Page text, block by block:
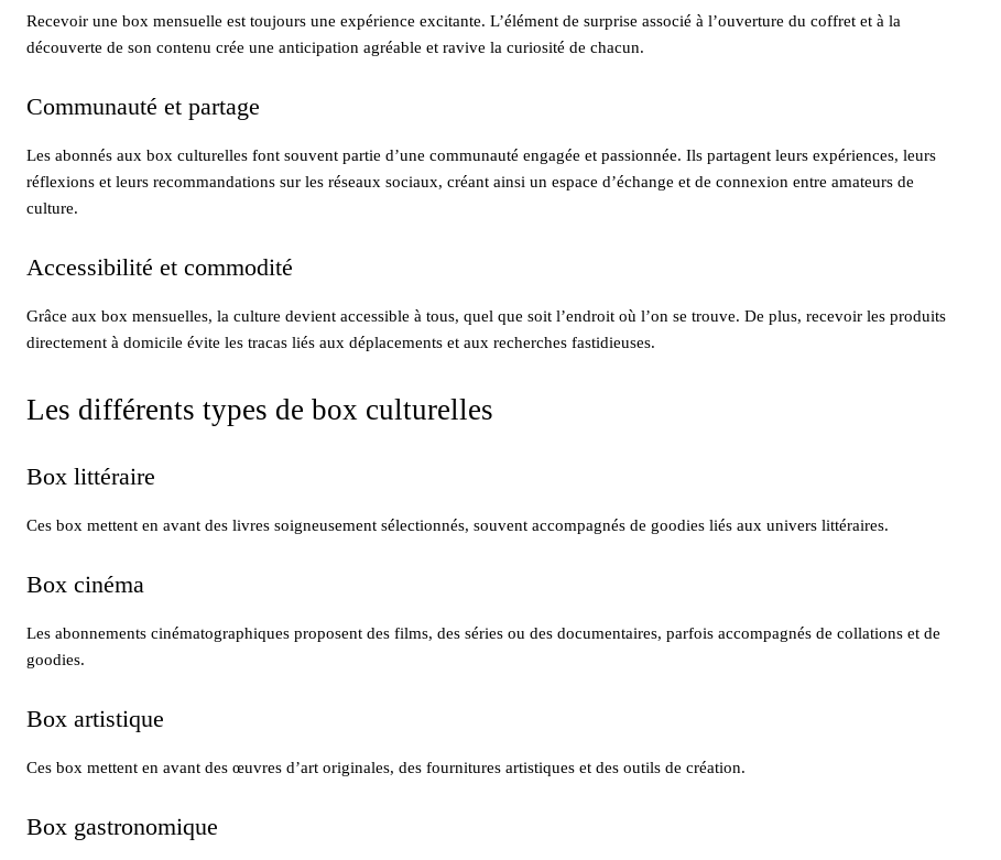
Recevoir une box mensuelle est toujours une expérience excitante. L’élément de surprise associé à l’ouverture du coffret et à la
découverte de son contenu crée une anticipation agréable et ravive la curiosité de chacun.
Communauté et partage
Les abonnés aux box culturelles font souvent partie d’une communauté engagée et passionnée. Ils partagent leurs expériences, leurs
réflexions et leurs recommandations sur les réseaux sociaux, créant ainsi un espace d’échange et de connexion entre amateurs de
culture.
Accessibilité et commodité
Grâce aux box mensuelles, la culture devient accessible à tous, quel que soit l’endroit où l’on se trouve. De plus, recevoir les produits
directement à domicile évite les tracas liés aux déplacements et aux recherches fastidieuses.
Les différents types de box culturelles
Box littéraire
Ces box mettent en avant des livres soigneusement sélectionnés, souvent accompagnés de goodies liés aux univers littéraires.
Box cinéma
Les abonnements cinématographiques proposent des films, des séries ou des documentaires, parfois accompagnés de collations et de
goodies.
Box artistique
Ces box mettent en avant des œuvres d’art originales, des fournitures artistiques et des outils de création.
Box gastronomique